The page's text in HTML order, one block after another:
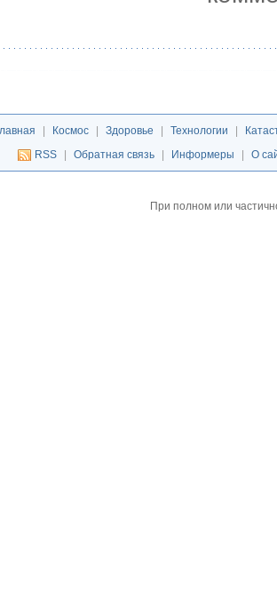
| Космос | Здоровье | Технологии |
RSS
| Обратная связь | Информеры | О
При полном или